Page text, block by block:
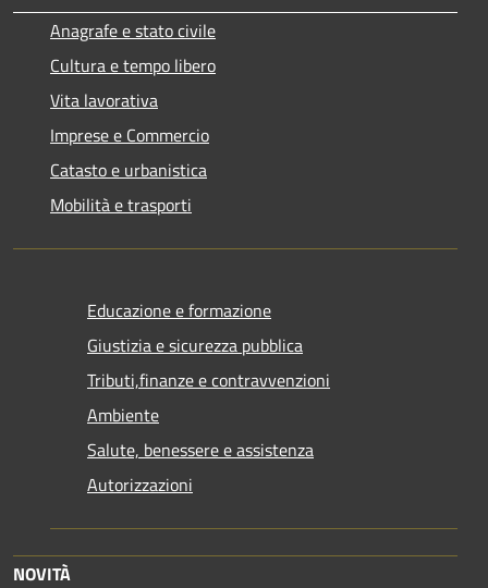
Anagrafe e stato civile
Cultura e tempo libero
Vita lavorativa
Imprese e Commercio
Catasto e urbanistica
Mobilità e trasporti
Educazione e formazione
Giustizia e sicurezza pubblica
Tributi,finanze e contravvenzioni
Ambiente
Salute, benessere e assistenza
Autorizzazioni
NOVITÀ